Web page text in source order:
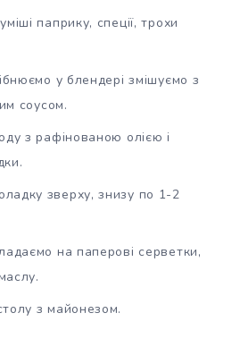
паприку, спеції, трохи
у блендері змішуємо з
соусом.
з рафінованою олією і
зверху, знизу по 1-2
на паперові серветки,
з майонезом.